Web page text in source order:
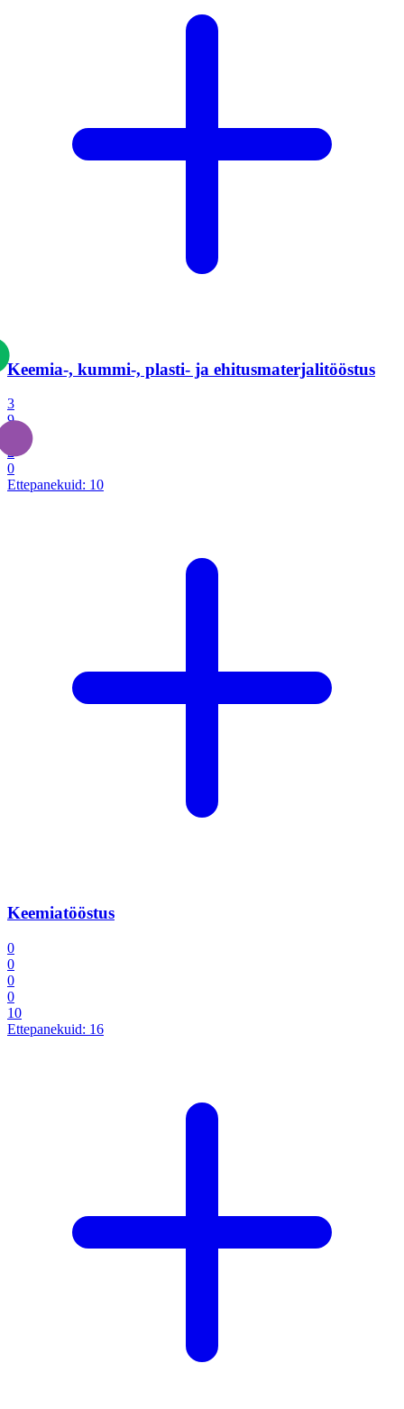
Keemia-, kummi-, plasti- ja ehitusmaterjalitööstus
3
9
2
0
Ettepanekuid: 10
Keemiatööstus
0
0
0
0
10
Ettepanekuid: 16